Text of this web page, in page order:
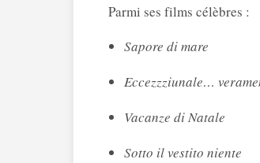
Parmi ses films célèbres :
Sapore di mare
Eccezzziunale…
Vacanze di Natale
Sotto il vestito niente